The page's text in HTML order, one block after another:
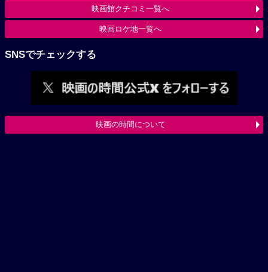
映画館クチコミ一覧へ
映画ロケ地一覧へ
SNSでチェックする
映画の時間について